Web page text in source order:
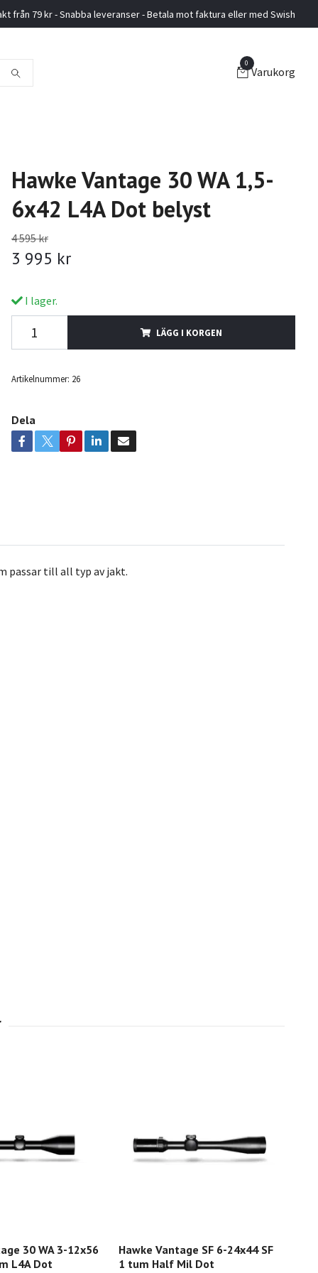
från 79 kr - Snabba leveranser - Betala mot faktura eller med Swish
0
Varukorg
Hawke Vantage 30 WA 1,5-
6x42 L4A Dot belyst
4 595 kr
3 995 kr
I lager.
LÄGG I KORGEN
Artikelnummer: 26
Dela
passar till all typ av jakt.
30 WA 3-12x56
L4A Dot
Hawke Vantage SF 6-24x44 SF
1 tum Half Mil Dot